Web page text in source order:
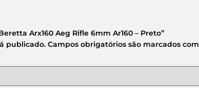
Arx160 Aeg Rifle 6mm Ar160 – Preto”
publicado. Campos obrigatórios são marcados com